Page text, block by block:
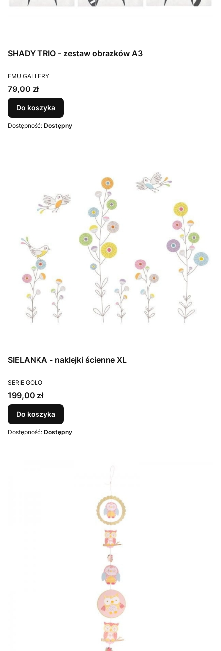
SHADY TRIO - zestaw obrazków A3
PRODUCENT
EMU GALLERY
Cena
79,00 zł
Do koszyka
Dostępność: Dostępny
SIELANKA - naklejki ścienne XL
PRODUCENT
SERIE GOLO
Cena
199,00 zł
Do koszyka
Dostępność: Dostępny